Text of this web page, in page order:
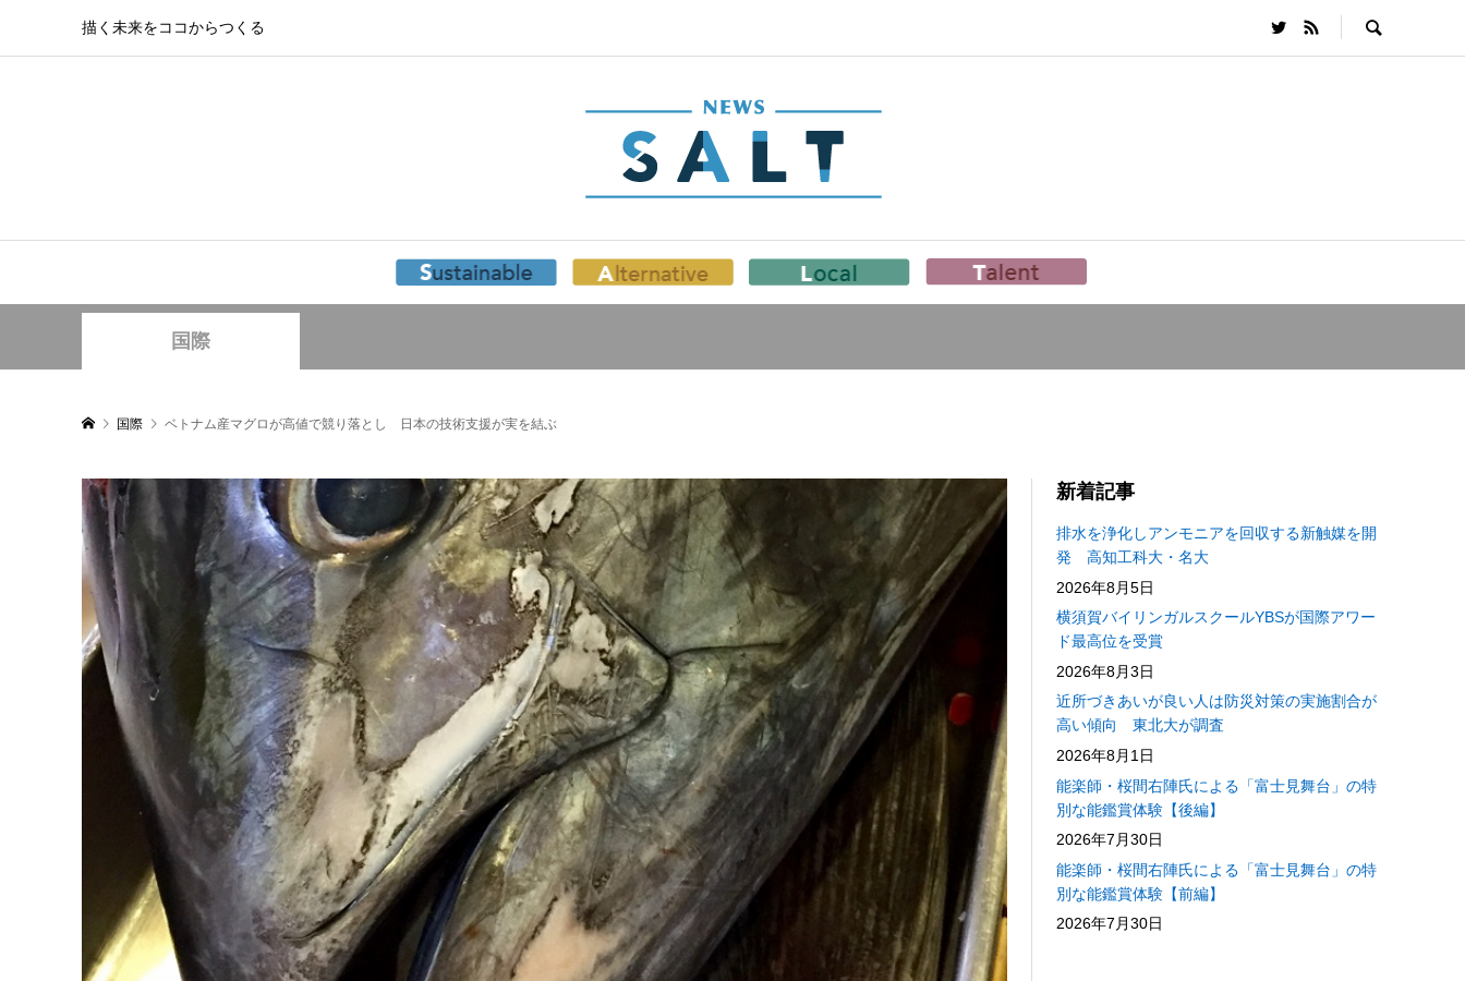
描く未来をココからつくる
国際
国際 ベトナム産マグロが高値で競り落とし 日本の技術支援が実を結ぶ
新着記事
排水を浄化しアンモニアを回収する新触媒を開
発 高知工科大・名大
2026年8月5日
横須賀バイリンガルスクールYBSが国際アワー
ド最高位を受賞
2026年8月3日
近所づきあいが良い人は防災対策の実施割合が
高い傾向 東北大が調査
2026年8月1日
能楽師・桜間右陣氏による「富士見舞台」の特
別な能鑑賞体験【後編】
2026年7月30日
能楽師・桜間右陣氏による「富士見舞台」の特
別な能鑑賞体験【前編】
2026年7月30日